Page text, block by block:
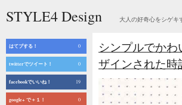
STYLE4 Design 大人の好奇心をシゲキ
はてブする！ 0
twitterでツイート！ 0
facebookでいいね！ 19
google+ で＋１！ 0
シンプルでか
ザインされた時